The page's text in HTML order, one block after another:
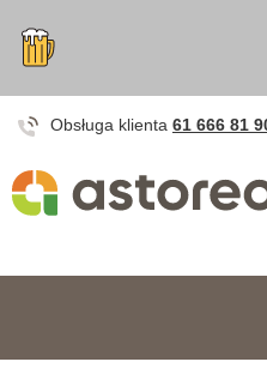
Obsługa klienta 61 666 81